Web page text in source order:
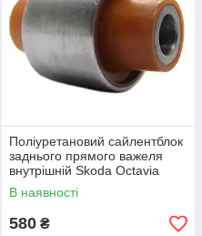
Поліуретановий сайлентблок
заднього прямого важеля
внутрішній Skoda Octavia
2004-2010, PP-0164
В наявності
580 ₴